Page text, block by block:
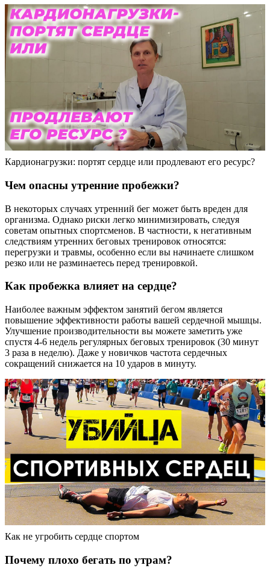
Кардионагрузки: портят сердце или продлевают его ресурс?
Чем опасны утренние пробежки?
В некоторых случаях утренний бег может быть вреден для
организма. Однако риски легко минимизировать, следуя
советам опытных спортсменов. В частности, к негативным
следствиям утренних беговых тренировок относятся:
перегрузки и травмы, особенно если вы начинаете слишком
резко или не разминаетесь перед тренировкой.
Как пробежка влияет на сердце?
Наиболее важным эффектом занятий бегом является
повышение эффективности работы вашей сердечной мышцы.
Улучшение производительности вы можете заметить уже
спустя 4-6 недель регулярных беговых тренировок (30 минут
3 раза в неделю). Даже у новичков частота сердечных
сокращений снижается на 10 ударов в минуту.
Как не угробить сердце спортом
Почему плохо бегать по утрам?